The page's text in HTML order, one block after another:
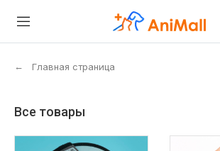
← Главная страница
Все товары